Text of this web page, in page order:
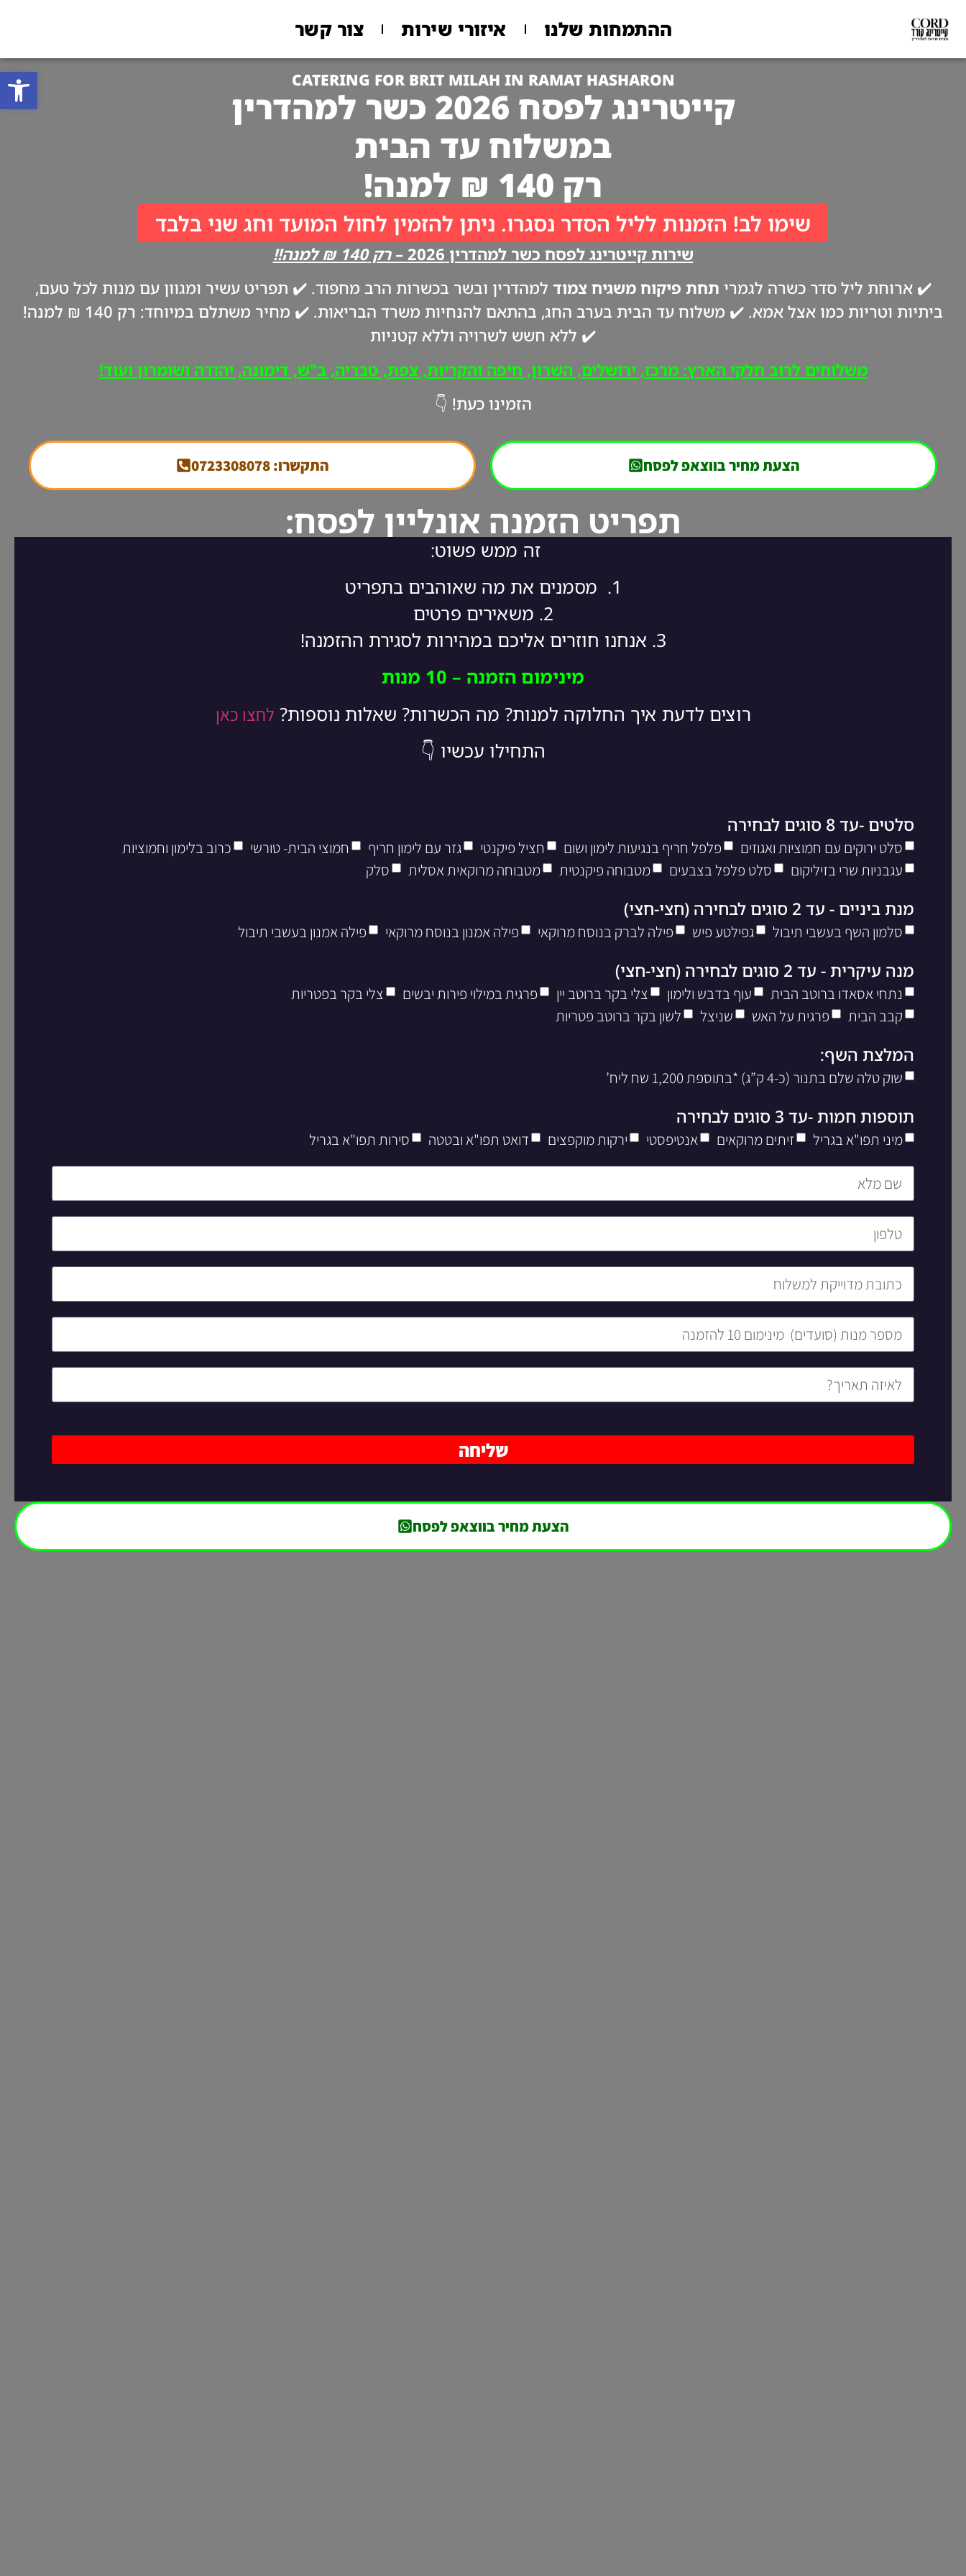
ההתמחות שלנו איזורי שירות צור קשר
CATERING FOR BRIT MILAH IN RAMAT HASHARON
קייטרינג לפסח 2026 כשר למהדרין
במשלוח עד הבית
רק 140 ₪ למנה!
שימו לב! הזמנות לליל הסדר נסגרו. ניתן להזמין לחול המועד וחג שני בלבד
שירות קייטרינג לפסח כשר למהדרין 2026 –
רק 140 ₪ למנה!!
✔️ ארוחת ליל סדר כשרה לגמרי תחת פיקוח משגיח צמוד למהדרין ובשר בכשרות הרב מחפוד. ✔️ תפריט עשיר ומגוון עם מנות לכל טעם,
ביתיות וטריות כמו אצל אמא. ✔️ משלוח עד הבית בערב החג, בהתאם להנחיות משרד הבריאות. ✔️ מחיר משתלם במיוחד: רק 140 ₪ למנה!
✔️ ללא חשש לשרויה וללא קטניות
משלוחים לרוב חלקי הארץ: מרכז, ירושלים, השרון, חיפה והקריות, צפת, טבריה, ב"ש, דימונה, יהודה ושומרון ועוד!
הזמינו כעת! 👇
הצעת מחיר בווצאפ לפסח התקשרו: 0723308078
תפריט הזמנה אונליין לפסח:
זה ממש פשוט:
1.
מסמנים את מה שאוהבים בתפריט
2. משאירים פרטים
3. אנחנו חוזרים אליכם במהירות לסגירת ההזמנה!
מינימום הזמנה – 10 מנות
רוצים לדעת איך החלוקה למנות? מה הכשרות? שאלות נוספות? לחצו כאן
התחילו עכשיו 👇
סלטים -עד 8 סוגים לבחירה
סלט ירוקים עם חמוציות ואגוזים פלפל חריף בנגיעות לימון ושום חציל פיקנטי גזר עם לימון חריף חמוצי הבית- טורשי
כרוב בלימון וחמוציות
עגבניות שרי בזיליקום
סלט פלפל בצבעים מטבוחה פיקנטית מטבוחה מרוקאית אסלית סלק
מנת ביניים - עד 2 סוגים לבחירה (חצי-חצי)
סלמון השף בעשבי תיבול גפילטע פיש פילה לברק בנוסח מרוקאי פילה אמנון בנוסח מרוקאי פילה אמנון בעשבי תיבול
מנה עיקרית - עד 2 סוגים לבחירה (חצי-חצי)
נתחי אסאדו ברוטב הבית עוף בדבש ולימון צלי בקר ברוטב יין פרגית במילוי פירות יבשים
צלי בקר בפטריות
קבב הבית
פרגית על האש שניצל לשון בקר ברוטב פטריות
המלצת השף:
שוק טלה שלם בתנור (כ-4 ק”ג) *בתוספת 1,200 שח ליח’
תוספות חמות -עד 3 סוגים לבחירה
מיני תפו"א בגריל זיתים מרוקאים אנטיפסטי ירקות מוקפצים דואט תפו"א ובטטה סירות תפו"א בגריל
שליחה
הצעת מחיר בווצאפ לפסח
פתח